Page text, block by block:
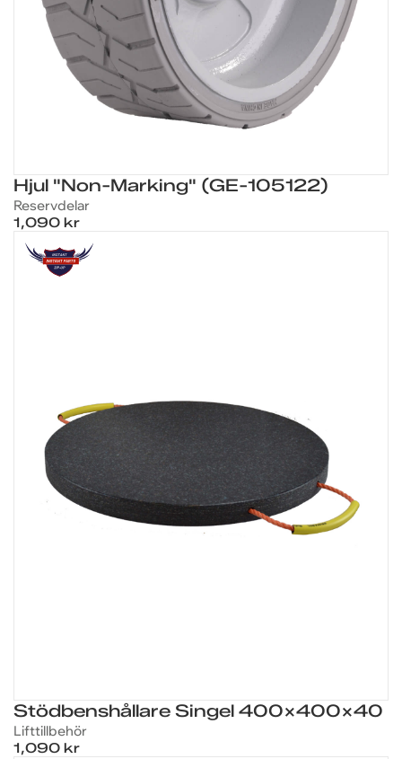
Hjul "Non-Marking" (GE-105122)
Reservdelar
1,090 kr
Stödbenshållare Singel 400X400X40
Lift­tillbehör
1,090 kr